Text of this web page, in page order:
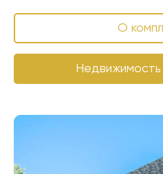
О
Недвижимость